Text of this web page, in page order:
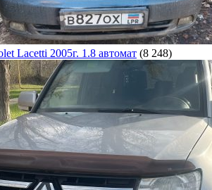
Lacetti 2005г. 1.8 автомат (8 248)